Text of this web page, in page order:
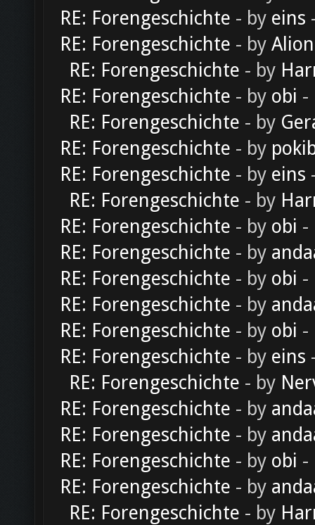
RE: Forengeschichte - by eins
RE: Forengeschichte - by Alion
RE: Forengeschichte - by
RE: Forengeschichte - by obi -
RE: Forengeschichte - by
RE: Forengeschichte - by
RE: Forengeschichte - by eins
RE: Forengeschichte - by
RE: Forengeschichte - by obi -
RE: Forengeschichte - by
RE: Forengeschichte - by obi -
RE: Forengeschichte - by
RE: Forengeschichte - by obi -
RE: Forengeschichte - by eins
RE: Forengeschichte - by
RE: Forengeschichte - by
RE: Forengeschichte - by
RE: Forengeschichte - by obi -
RE: Forengeschichte - by
RE: Forengeschichte - by